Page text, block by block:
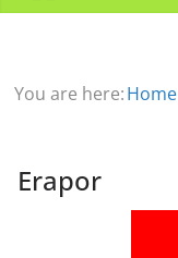
You are here:Home
Erapor